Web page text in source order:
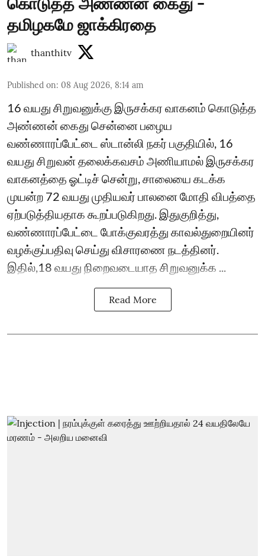
தமிழகமே ஜாக்கிரதை
thanthitv
Published on: 08 Aug 2026, 8:14 am
16 வயது சிறுவனுக்கு இருசக்கர வாகனம் கொடுத்த
அண்ணன் கைது சென்னை பழைய
வண்ணாரப்பேட்டை ஸ்டான்லி நகர் பகுதியில், 16
வயது சிறுவன் தலைக்கவசம் அணியாமல் இருசக்கர
வாகனத்தை ஓட்டிச் சென்று, சாலையை கடக்க
முயன்ற 72 வயது முதியவர் பாலனை மோதி விபத்தை
ஏற்படுத்தியதாக கூறப்படுகிறது. இதுகுறித்து,
வண்ணாரப்பேட்டை போக்குவரத்து காவல்துறையினர்
வழக்குப்பதிவு செய்து விசாரணை நடத்தினர்.
இதில்,18 வயது நிறைவடையாத சிறுவனுக்க ...
Read More